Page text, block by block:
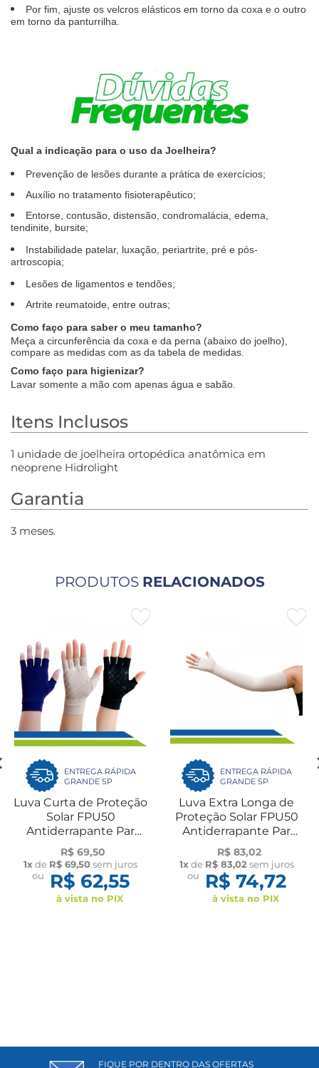
Por fim, ajuste os velcros elásticos em torno da coxa e o outro
em torno da panturrilha.
Qual a indicação para o uso da Joelheira?
Prevenção de lesões durante a prática de exercícios;
Auxílio no tratamento fisioterapêutico;
Entorse, contusão, distensão, condromalácia, edema,
tendinite, bursite;
Instabilidade patelar, luxação, periartrite, pré e pós-
artroscopia;
Lesões de ligamentos e tendões;
Artrite reumatoide, entre outras;
Como faço para saber o meu tamanho?
Meça a circunferência da coxa e da perna (abaixo do joelho),
compare as medidas com as da tabela de medidas.
Como faço para higienizar?
Lavar somente a mão com apenas água e sabão.
Itens Inclusos
1 unidade de joelheira ortopédica anatômica em
neoprene Hidrolight
Garantia
3 meses.
PRODUTOS RELACIONADOS
ENTREGA RÁPIDA
GRANDE SP
Luva Curta de Proteção
Solar FPU50
Antiderrapante Par
Flambé
R$ 69,50
1xde R$ 69,50sem juros
ou
R$ 62,55
à vista no PIX
ENTREGA RÁPIDA
GRANDE SP
Luva Extra Longa de
Proteção Solar FPU50
Antiderrapante Par
Flambé
R$ 83,02
1xde R$ 83,02sem juros
ou
R$ 74,72
à vista no PIX
FIQUE POR DENTRO DAS OFERTAS